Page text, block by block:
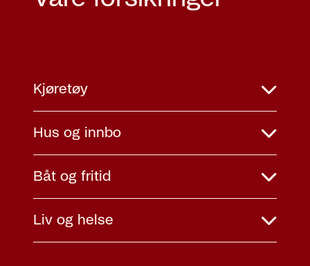
Kjøretøy
Hus og innbo
Båt og fritid
Liv og helse